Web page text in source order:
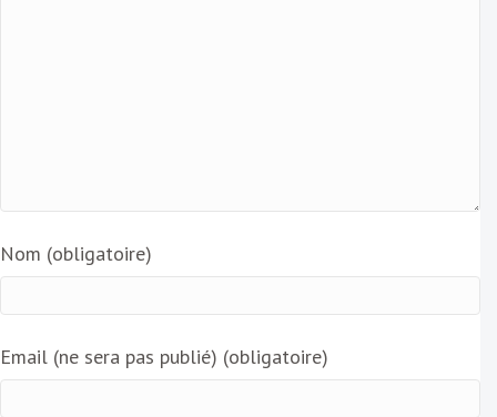
Nom (obligatoire)
Email (ne sera pas publié) (obligatoire)